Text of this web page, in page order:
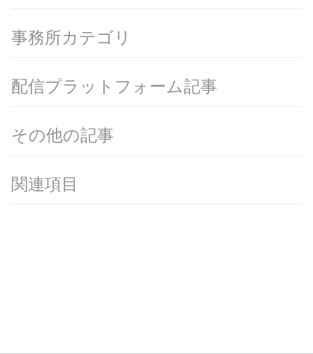
事務所カテゴリ
配信プラットフォーム記事
その他の記事
関連項目